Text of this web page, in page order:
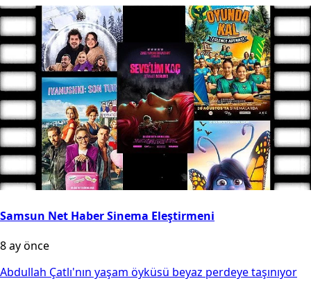
Samsun Net Haber Sinema Eleştirmeni
8 ay önce
Abdullah Çatlı'nın yaşam öyküsü beyaz perdeye taşınıyor